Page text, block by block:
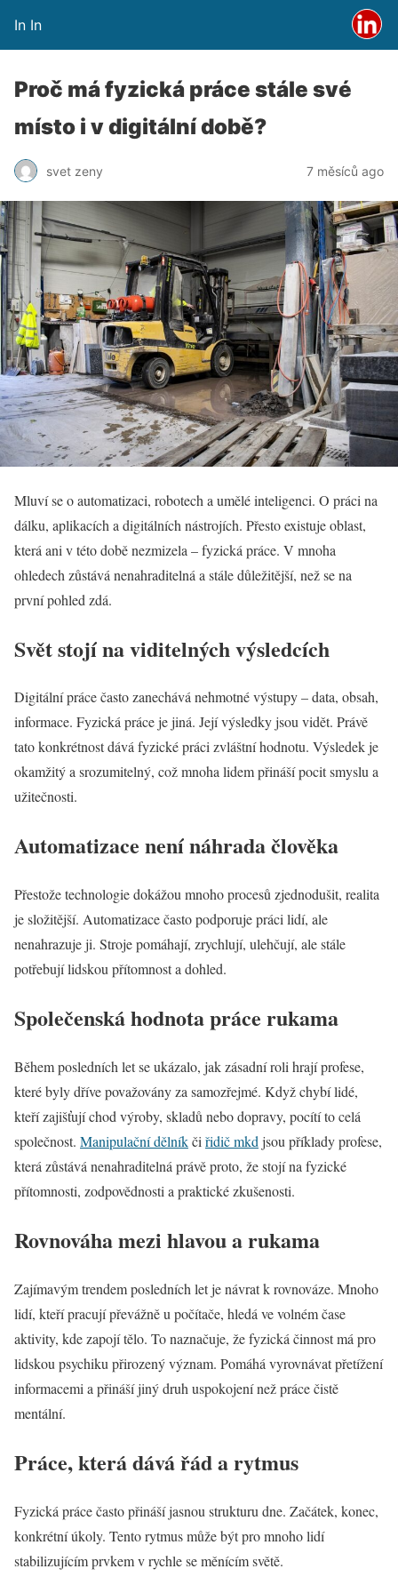
In In
Proč má fyzická práce stále své
místo i v digitální době?
svet zeny 7 měsíců ago
Mluví se o automatizaci, robotech a umělé inteligenci. O práci na
dálku, aplikacích a digitálních nástrojích. Přesto existuje oblast,
která ani v této době nezmizela – fyzická práce. V mnoha
ohledech zůstává nenahraditelná a stále důležitější, než se na
první pohled zdá.
Svět stojí na viditelných výsledcích
Digitální práce často zanechává nehmotné výstupy – data, obsah,
informace. Fyzická práce je jiná. Její výsledky jsou vidět. Právě
tato konkrétnost dává fyzické práci zvláštní hodnotu. Výsledek je
okamžitý a srozumitelný, což mnoha lidem přináší pocit smyslu a
užitečnosti.
Automatizace není náhrada člověka
Přestože technologie dokážou mnoho procesů zjednodušit, realita
je složitější. Automatizace často podporuje práci lidí, ale
nenahrazuje ji. Stroje pomáhají, zrychlují, ulehčují, ale stále
potřebují lidskou přítomnost a dohled.
Společenská hodnota práce rukama
Během posledních let se ukázalo, jak zásadní roli hrají profese,
které byly dříve považovány za samozřejmé. Když chybí lidé,
kteří zajišťují chod výroby, skladů nebo dopravy, pocítí to celá
společnost. Manipulační dělníkči řidič mkd jsou příklady profese,
která zůstává nenahraditelná právě proto, že stojí na fyzické
přítomnosti, zodpovědnosti a praktické zkušenosti.
Rovnováha mezi hlavou a rukama
Zajímavým trendem posledních let je návrat k rovnováze. Mnoho
lidí, kteří pracují převážně u počítače, hledá ve volném čase
aktivity, kde zapojí tělo. To naznačuje, že fyzická činnost má pro
lidskou psychiku přirozený význam. Pomáhá vyrovnávat přetížení
informacemi a přináší jiný druh uspokojení než práce čistě
mentální.
Práce, která dává řád a rytmus
Fyzická práce často přináší jasnou strukturu dne. Začátek, konec,
konkrétní úkoly. Tento rytmus může být pro mnoho lidí
stabilizujícím prvkem v rychle se měnícím světě.